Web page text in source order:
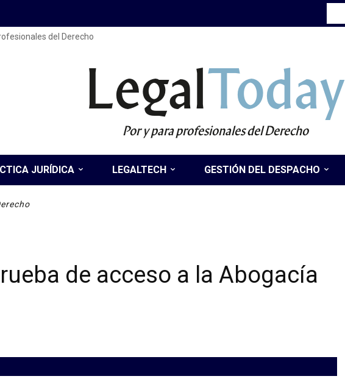
del Derecho
LegalToday
Por y para profesionales del Derecho
JURÍDICA LEGALTECH GESTIÓN DEL DESPACHO
de acceso a la Abogacía